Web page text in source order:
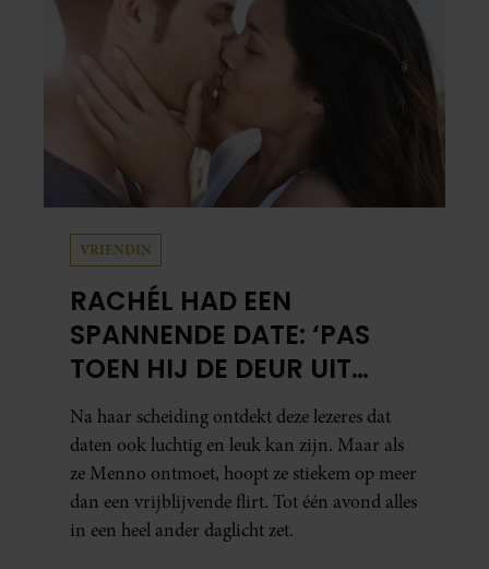
VRIENDIN
RACHÉL HAD EEN
SPANNENDE DATE: ‘PAS
TOEN HIJ DE DEUR UIT
WAS, BESEFTE IK WAT ER
ECHT WAS GEBEURD’
Na haar scheiding ontdekt deze lezeres dat
daten ook luchtig en leuk kan zijn. Maar als
ze Menno ontmoet, hoopt ze stiekem op meer
dan een vrijblijvende flirt. Tot één avond alles
in een heel ander daglicht zet.